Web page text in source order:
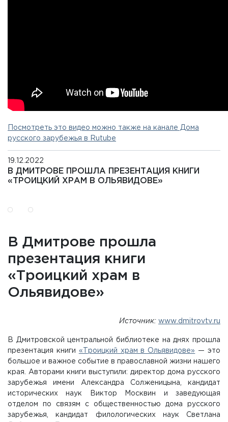
Посмотреть это видео можно также на канале Дома
русского зарубежья в Rutube
19.12.2022
В ДМИТРОВЕ ПРОШЛА ПРЕЗЕНТАЦИЯ КНИГИ
«ТРОИЦКИЙ ХРАМ В ОЛЬЯВИДОВЕ»
В Дмитрове прошла
презентация книги
«Троицкий храм в
Ольявидове»
Источник: www.dmitrovtv.ru
В Дмитровской центральной библиотеке на днях прошла
презентация книги «Троицкий храм в Ольявидове»
— это
большое и важное событие в православной жизни нашего
края. Авторами книги выступили: директор дома русского
зарубежья имени Александра Солженицына, кандидат
исторических наук Виктор Москвин и заведующая
отделом по связям с общественностью дома русского
зарубежья, кандидат филологических наук Светлана